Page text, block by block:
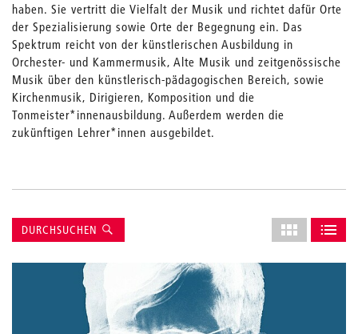
haben. Sie vertritt die Vielfalt der Musik und richtet dafür Orte
der Spezialisierung sowie Orte der Begegnung ein. Das
Spektrum reicht von der künstlerischen Ausbildung in
Orchester- und Kammermusik, Alte Musik und zeitgenössische
Musik über den künstlerisch-pädagogischen Bereich, sowie
Kirchenmusik, Dirigieren, Komposition und die
Tonmeister*innenausbildung. Außerdem werden die
zukünftigen Lehrer*innen ausgebildet.
Suche
DURCHSUCHEN
Layout
desALS GRIDALS